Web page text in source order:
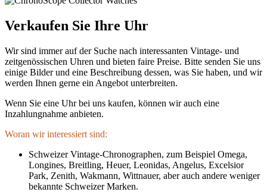
Verkaufen Sie Ihre Uhr
Wir sind immer auf der Suche nach interessanten Vintage- und
zeitgenössischen Uhren und bieten faire Preise. Bitte senden Sie uns
einige Bilder und eine Beschreibung dessen, was Sie haben, und wir
werden Ihnen gerne ein Angebot unterbreiten.
Wenn Sie eine Uhr bei uns kaufen, können wir auch eine
Inzahlungnahme anbieten.
Woran wir interessiert sind:
Schweizer Vintage-Chronographen, zum Beispiel Omega,
Longines, Breitling, Heuer, Leonidas, Angelus, Excelsior
Park, Zenith, Wakmann, Wittnauer, aber auch andere weniger
bekannte Schweizer Marken.